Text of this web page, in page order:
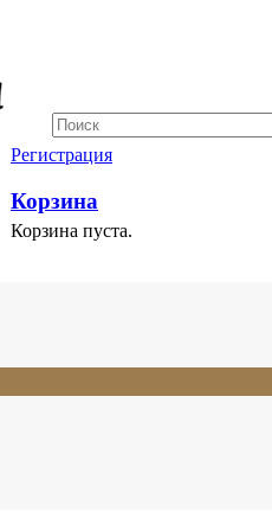
Регистрация
Корзина
Корзина пуста.